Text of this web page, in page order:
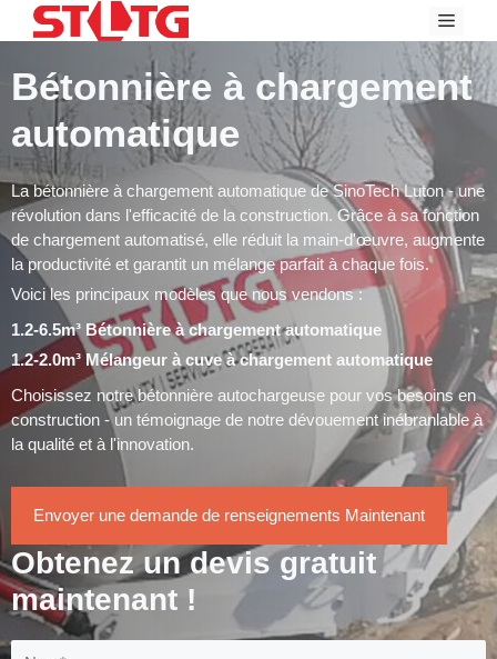
Menu
Bétonnière à chargement
automatique
La bétonnière à chargement automatique de SinoTech Luton - une
révolution dans l'efficacité de la construction. Grâce à sa fonction
de chargement automatisé, elle réduit la main-d'œuvre, augmente
la productivité et garantit un mélange parfait à chaque fois.
Voici les principaux modèles que nous vendons :
1.2-6.5m³ Bétonnière à chargement automatique
1.2-2.0m³ Mélangeur à cuve à chargement automatique
Choisissez notre bétonnière autochargeuse pour vos besoins en
construction - un témoignage de notre dévouement inébranlable à
la qualité et à l'innovation.
Envoyer une demande de renseignements Maintenant
Obtenez un devis gratuit
maintenant !